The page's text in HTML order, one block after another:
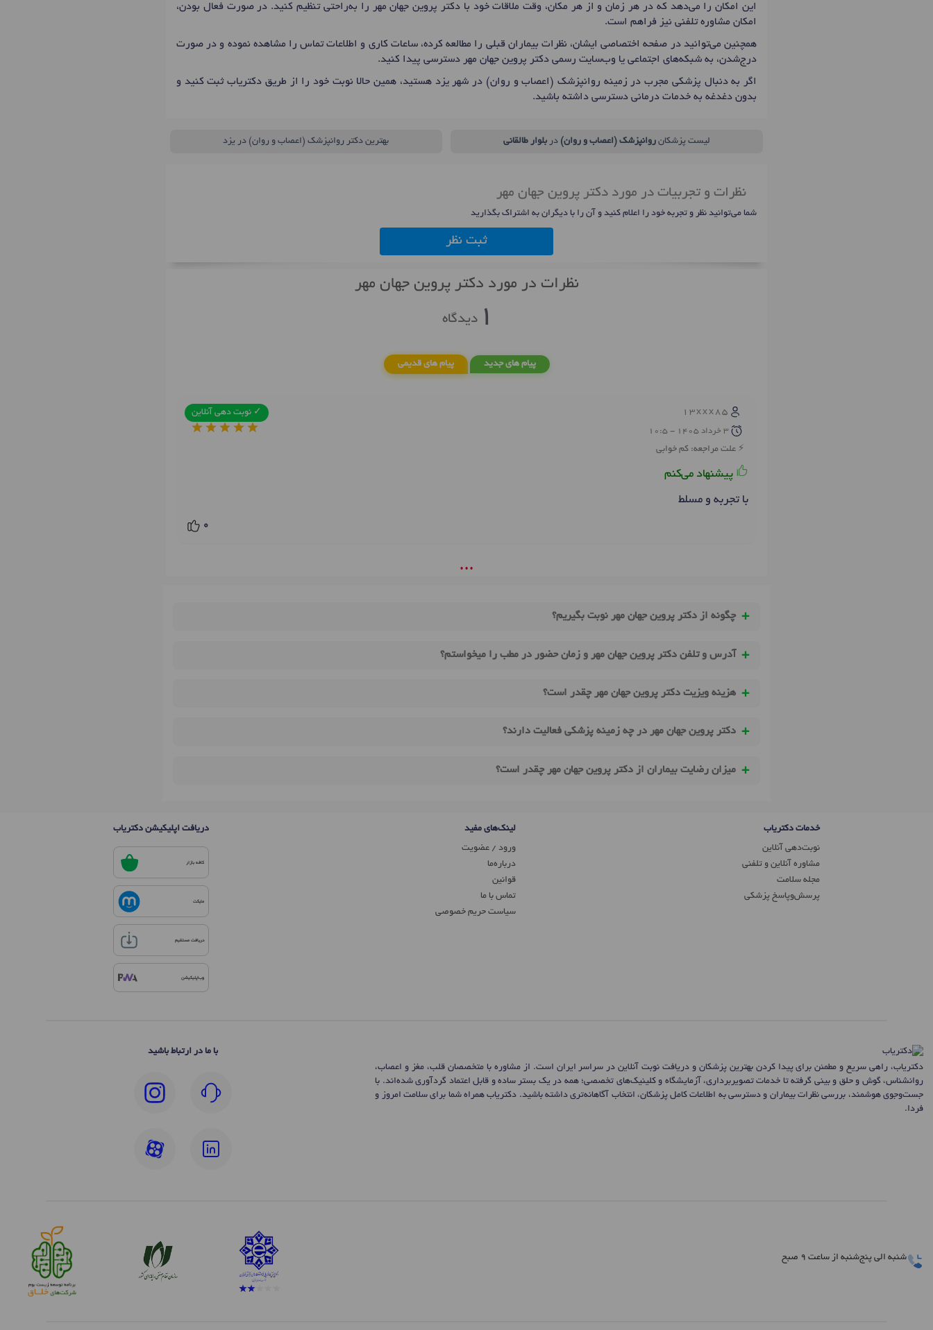
این امکان را می‌دهد که در هر زمان و از هر مکان، وقت ملاقات خود با دکتر پروین جهان مهر را به‌راحتی تنظیم کنید. در صورت فعال بودن،
امکان مشاوره تلفنی نیز فراهم است.
همچنین می‌توانید در صفحه اختصاصی ایشان، نظرات بیماران قبلی را مطالعه کرده، ساعات کاری و اطلاعات تماس را مشاهده نموده و در صورت
درج‌شدن، به شبکه‌های اجتماعی یا وب‌سایت رسمی دکتر پروین جهان مهر دسترسی پیدا کنید.
اگر به دنبال پزشکی مجرب در زمینه روانپزشک (اعصاب و روان) در شهر یزد هستید، همین حالا نوبت خود را از طریق دکتریاب ثبت کنید و
بدون دغدغه به خدمات درمانی دسترسی داشته باشید.
لیست پزشکانروانپزشک (اعصاب و روان) دربلوار طالقانی بهترین دکتر روانپزشک (اعصاب و روان) در یزد
نظرات و تجربیات در مورد دکتر پروین جهان مهر
شما می‌توانید نظر و تجربه خود را اعلام کنید و آن را با دیگران به اشتراک بگذارید
ثبت نظر
نظرات در مورد دکتر پروین جهان مهر
1دیدگاه
پیام های جدید پیام های قدیمی
13xxx85 ✓ نوبت دهی آنلاین
3 خرداد 1405 - 10:5
علت مراجعه: کم خوابی
پیشنهاد می‌کنم
با تجربه و مسلط
0
• • •
چگونه از دکتر پروین جهان مهر نوبت بگیریم؟
آدرس و تلفن دکتر پروین جهان مهر و زمان حضور در مطب را میخواستم؟
هزینه ویزیت دکتر پروین جهان مهر چقدر است؟
دکتر پروین جهان مهر در چه زمینه پزشکی فعالیت دارند؟
میزان رضایت بیماران از دکتر پروین جهان مهر چقدر است؟
خدمات دکتریاب
نوبت‌دهی آنلاین
مشاوره آنلاین و تلفنی
مجله سلامت
پرسش‌و‌پاسخ پزشکی
لینک‌های مفید
ورود / عضویت
درباره‌ما
قوانین
تماس ‌با ما
سیاست حریم خصوصی
دریافت اپلیکیشن دکتریاب
کافه بازار
مایکت
دریافت مستقیم
وب‌اپلیکیشن
دکتریاب، راهی سریع و مطمئن برای پیدا کردن بهترین پزشکان و دریافت نوبت آنلاین در سراسر ایران است. از مشاوره با متخصصان قلب، مغز و اعصاب،
روانشناس، گوش و حلق و بینی گرفته تا خدمات تصویربرداری، آزمایشگاه و کلینیک‌های تخصصی؛ همه در یک بستر ساده و قابل اعتماد گردآوری شده‌اند. با
جست‌وجوی هوشمند، بررسی نظرات بیماران و دسترسی به اطلاعات کامل پزشکان، انتخاب آگاهانه‌تری داشته باشید. دکتریاب همراه شما برای سلامت امروز و
فردا.
با ما در ارتباط باشید
شنبه الی پنج‌شنبه از ساعت 9 صبح